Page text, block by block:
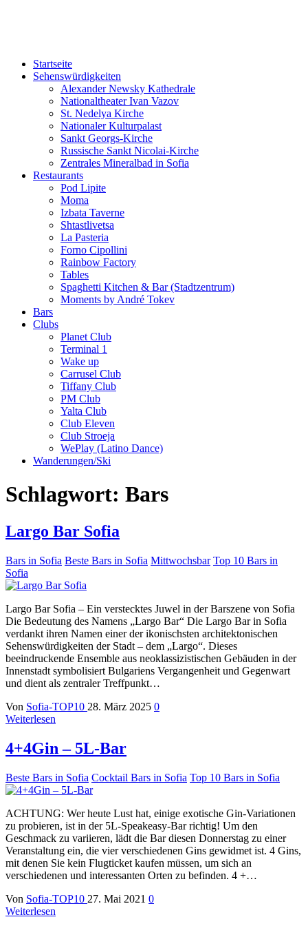
Startseite
Sehenswürdigkeiten
Alexander Newsky Kathedrale
Nationaltheater Ivan Vazov
St. Nedelya Kirche
Nationaler Kulturpalast
Sankt Georgs-Kirche
Russische Sankt Nicolai-Kirche
Zentrales Mineralbad in Sofia
Restaurants
Pod Lipite
Moma
Izbata Taverne
Shtastlivetsa
La Pasteria
Forno Cipollini
Rainbow Factory
Tables
Spaghetti Kitchen & Bar (Stadtzentrum)
Moments by André Tokev
Bars
Clubs
Planet Club
Terminal 1
Wake up
Carrusel Club
Tiffany Club
PM Club
Yalta Club
Club Eleven
Club Stroeja
WePlay (Latino Dance)
Wanderungen/Ski
Schlagwort: Bars
Largo Bar Sofia
Bars in Sofia Beste Bars in Sofia Mittwochsbar Top 10 Bars in
Sofia
Largo Bar Sofia – Ein verstecktes Juwel in der Barszene von Sofia
Die Bedeutung des Namens „Largo Bar“ Die Largo Bar in Sofia
verdankt ihren Namen einer der ikonischsten architektonischen
Sehenswürdigkeiten der Stadt – dem „Largo“. Dieses
beeindruckende Ensemble aus neoklassizistischen Gebäuden in der
Innenstadt symbolisiert Bulgariens Vergangenheit und Gegenwart
und dient als zentraler Treffpunkt…
Von Sofia-TOP10 28. März 2025 0
Weiterlesen
4+4Gin – 5L-Bar
Beste Bars in Sofia Cocktail Bars in Sofia Top 10 Bars in Sofia
ACHTUNG: Wer heute Lust hat, einige exotische Gin-Variationen
zu probieren, ist in der 5L-Speakeasy-Bar richtig! Um den
Geschmack zu variieren, lädt die Bar diesen Donnerstag zu einer
Veranstaltung ein, die vier verschiedenen Gins gewidmet ist. 4 Gins,
mit denen Sie kein Flugticket kaufen müssen, um sich an
verschiedenen und interessanten Orten zu befinden. 4 +…
Von Sofia-TOP10 27. Mai 2021 0
Weiterlesen